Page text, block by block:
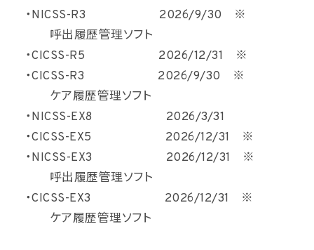
・NICSS-R3 2026/9/30 ※
呼出履歴管理ソフト
・CICSS-R5 2026/12/31 ※
・CICSS-R3 2026/9/30 ※
ケア履歴管理ソフト
・NICSS-EX8 2026/3/31
・CICSS-EX5 2026/12/31 ※
・NICSS-EX3 2026/12/31 ※
呼出履歴管理ソフト
・CICSS-EX3 2026/12/31 ※
ケア履歴管理ソフト